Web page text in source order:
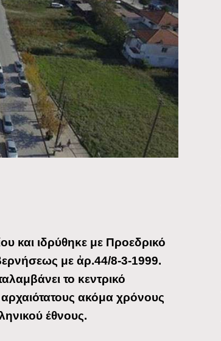
και ιδρύθηκε με Προεδρικό
με ἀρ.44/8-3-1999.
το κεντρικό
ακόμα χρόνους
έθνους.